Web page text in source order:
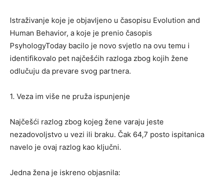
Istraživanje koje je objavljeno u časopisu Evolution and
Human Behavior, a koje je prenio časopis
PsyhologyToday bacilo je novo svjetlo na ovu temu i
identifikovalo pet najčešćih razloga zbog kojih žene
odlučuju da prevare svog partnera.
1. Veza im više ne pruža ispunjenje
Najčešći razlog zbog kojeg žene varaju jeste
nezadovoljstvo u vezi ili braku. Čak 64,7 posto ispitanica
navelo je ovaj razlog kao ključni.
Jedna žena je iskreno objasnila: